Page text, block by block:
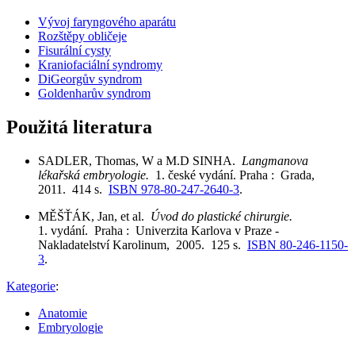
Vývoj faryngového aparátu
Rozštěpy obličeje
Fisurální cysty
Kraniofaciální syndromy
DiGeorgův syndrom
Goldenharův syndrom
Použitá literatura
SADLER, Thomas, W a M.D SINHA. Langmanova
lékařská embryologie. 1. české vydání. Praha : Grada,
2011. 414 s. ISBN 978-80-247-2640-3.
MĚŠŤÁK, Jan, et al. Úvod do plastické chirurgie.
1. vydání. Praha : Univerzita Karlova v Praze -
Nakladatelství Karolinum, 2005. 125 s. ISBN 80-246-1150-
3.
Kategorie:
Anatomie
Embryologie